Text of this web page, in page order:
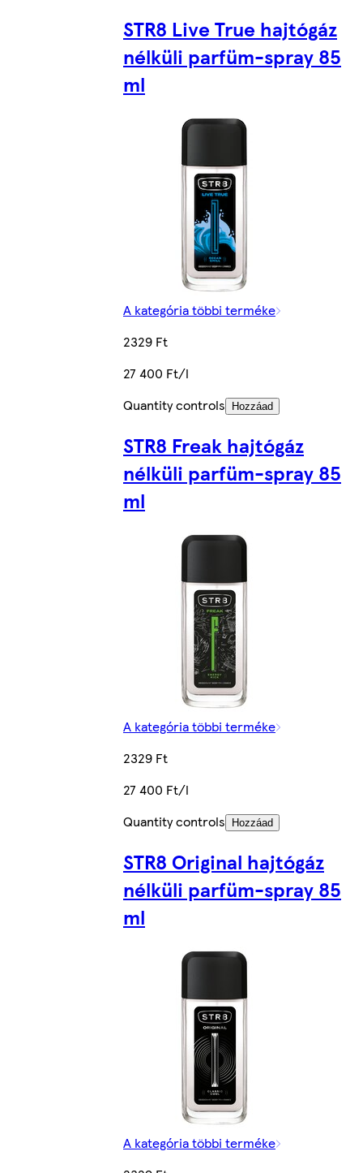
STR8 Live True hajtógáz
nélküli parfüm-spray 85
ml
A kategória többi terméke
2329 Ft
27 400 Ft/l
Quantity controls
Hozzáad
STR8 Freak hajtógáz
nélküli parfüm-spray 85
ml
A kategória többi terméke
2329 Ft
27 400 Ft/l
Quantity controls
Hozzáad
STR8 Original hajtógáz
nélküli parfüm-spray 85
ml
A kategória többi terméke